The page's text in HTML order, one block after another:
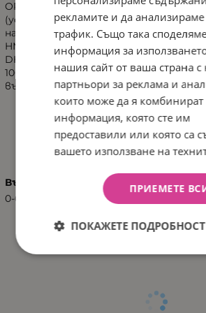
OPTIPRO® - уникална технология,
(усъвършенства) протеините,
на качество, така и по отношение
HM-O® е уникална формула.
DHA - удвоено количество*.
100% лактоза - Лактозата е
въглехидрат в NAN® OPTIPRO® 1
Възраст
0-6
рекламите и да
трафик. Също така
информация за
нашия сайт от ваша страна
партньори за реклама и
които може да я комбинират
информация, която сте им
предоставили или която са
вашето използване на
ПРИЕМЕТЕ
ПОКАЖЕТЕ